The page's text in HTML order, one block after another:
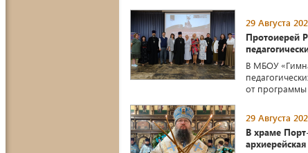
29 Августа
Протоиерей
В МБОУ
от программы
29 Августа
В храме